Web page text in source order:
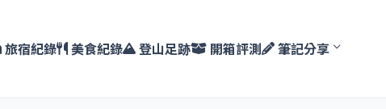
旅宿紀錄 美食紀錄 登山足跡 開箱評測 筆記分享